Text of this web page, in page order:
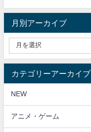
月別アーカイブ
カテゴリーアーカイブ
NEW
アニメ・ゲーム